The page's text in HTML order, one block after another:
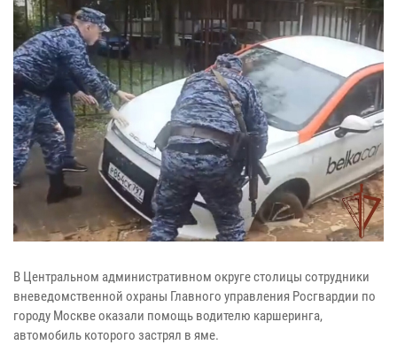
В Центральном административном округе столицы сотрудники
вневедомственной охраны Главного управления Росгвардии по
городу Москве оказали помощь водителю каршеринга,
автомобиль которого застрял в яме.